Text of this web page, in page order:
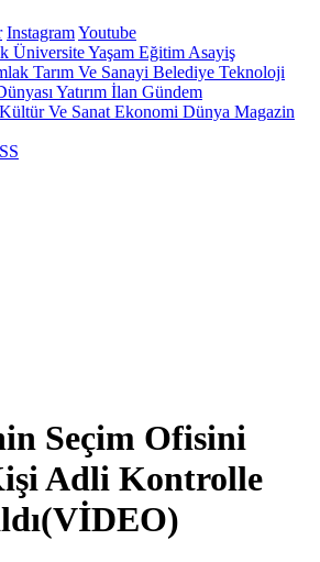
InstagramYoutube
ÜniversiteYaşam Eğitim Asayiş
Tarım Ve Sanayi Belediye Teknoloji
Yatırım İlan Gündem
Kültür Ve Sanat Ekonomi Dünya Magazin
Seçim Ofisini
Adli Kontrolle